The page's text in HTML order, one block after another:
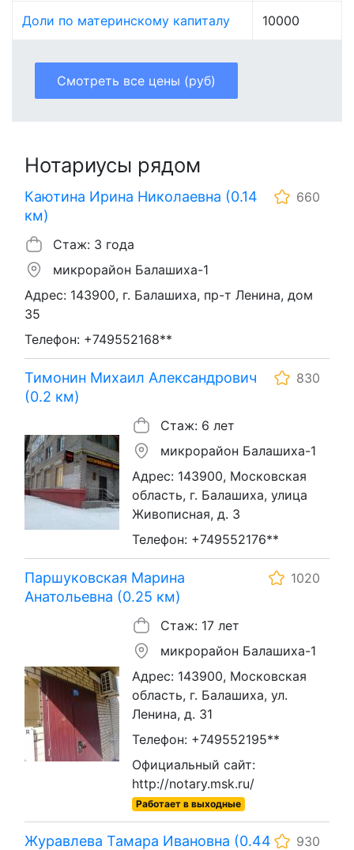
Доли по материнскому капиталу 10000
Смотреть все цены (руб)
Нотариусы рядом
Каютина Ирина Николаевна (0.14
км)
660
Стаж: 3 года
микрорайон Балашиха-1
Адрес: 143900, г. Балашиха, пр-т Ленина, дом
35
Телефон: +749552168**
Тимонин Михаил Александрович
(0.2 км)
830
Стаж: 6 лет
микрорайон Балашиха-1
Адрес: 143900, Московская
область, г. Балашиха, улица
Живописная, д. 3
Телефон: +749552176**
Паршуковская Марина
Анатольевна (0.25 км)
1020
Стаж: 17 лет
микрорайон Балашиха-1
Адрес: 143900, Московская
область, г. Балашиха, ул.
Ленина, д. 31
Телефон: +749552195**
Официальный сайт:
http://notary.msk.ru/
Работает в выходные
Журавлева Тамара Ивановна (0.44
930